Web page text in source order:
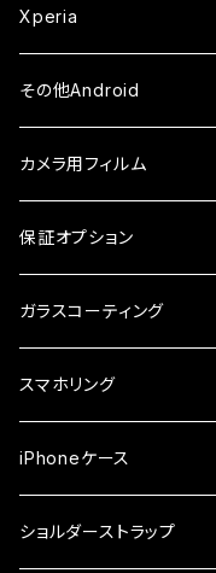
セラミックフィルム
セラミックフィルム
ガラスフィルム
ケース・カバー
iPhone6
ガラスフィルム
ケース・カバー
ケース
ガラスフィルム
ケース
iPhone7Plus
ガラスフィルム
ケース
iPhone8Plus
ガラスフィルム
ケース
セラミックフィルム
ケース
ガラスフィルム
セラミックフィルム
ケース
Xperia
ガラスフィルム
その他Android
AQUOS
ガラスフィルム
arrows
ガラスフィルム
シンプルスマホ
ガラスフィルム
らくらくスマホ
ガラスフィルム
OPPO
ガラスフィルム
Xiaomi
カメラ用フィルム
iPhone
iPhone17e
iPhone17ProMax
Android
保証オプション
ガラスコーティング
スマホリング
iPhoneケース
ショルダーストラップ